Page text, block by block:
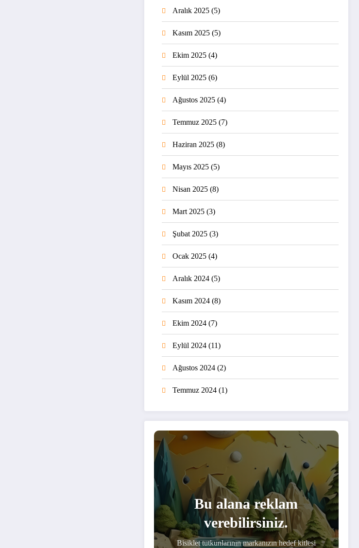
Aralık 2025 (5)
Kasım 2025 (5)
Ekim 2025 (4)
Eylül 2025 (6)
Ağustos 2025 (4)
Temmuz 2025 (7)
Haziran 2025 (8)
Mayıs 2025 (5)
Nisan 2025 (8)
Mart 2025 (3)
Şubat 2025 (3)
Ocak 2025 (4)
Aralık 2024 (5)
Kasım 2024 (8)
Ekim 2024 (7)
Eylül 2024 (11)
Ağustos 2024 (2)
Temmuz 2024 (1)
Bu alana reklam
verebilirsiniz.
Bisiklet tutkunlarının markanızın hedef kitlesi